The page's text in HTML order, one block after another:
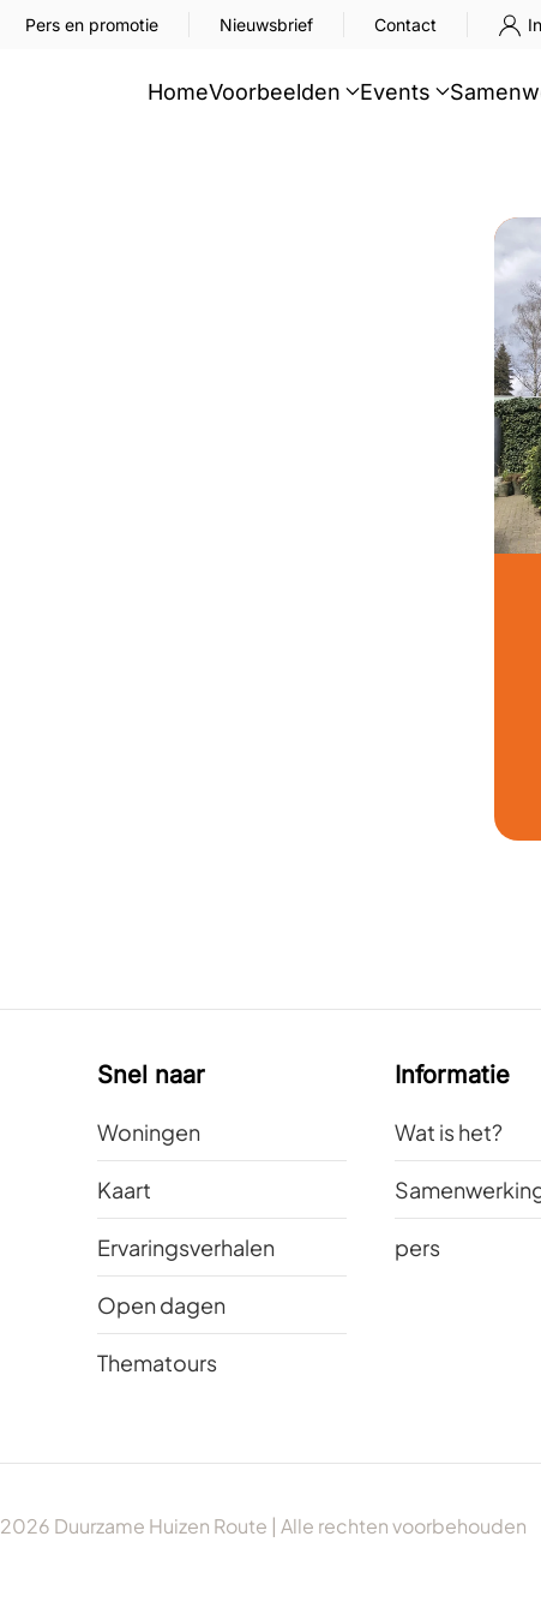
Pers en promotie Nieuwsbrief Contact
HomeVoorbeelden Events
Snel naar
Woningen
Kaart
Ervaringsverhalen
Open dagen
Thematours
Informatie
Wat is het?
pers
2026 Duurzame Huizen Route | Alle rechten voorbehouden